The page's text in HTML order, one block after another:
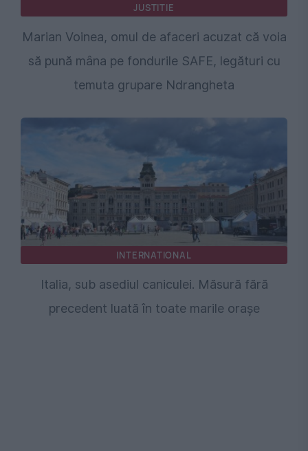
JUSTITIE
Marian Voinea, omul de afaceri acuzat că voia
să pună mâna pe fondurile SAFE, legături cu
temuta grupare Ndrangheta
INTERNATIONAL
Italia, sub asediul caniculei. Măsură fără
precedent luată în toate marile orașe